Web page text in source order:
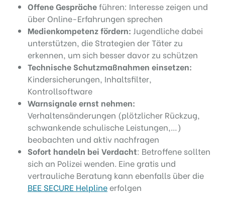
Offene Gesprächeführen: Interesse zeigen und
über Online-Erfahrungen sprechen
Medienkompetenz fördern: Jugendliche dabei
unterstützen, die Strategien der Täter zu
erkennen, um sich besser davor zu schützen
Technische Schutzmaßnahmen einsetzen:
Kindersicherungen, Inhaltsfilter,
Kontrollsoftware
Warnsignale ernst nehmen:
Verhaltensänderungen (plötzlicher Rückzug,
schwankende schulische Leistungen,…)
beobachten und aktiv nachfragen
Sofort handeln bei Verdacht: Betroffene sollten
sich an Polizei wenden. Eine gratis und
vertrauliche Beratung kann ebenfalls über die
BEE SECURE Helpline erfolgen